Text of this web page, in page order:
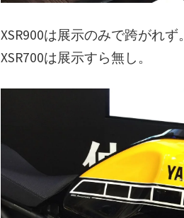
XSR900は展示のみで跨がれず。
XSR700は展示すら無し。